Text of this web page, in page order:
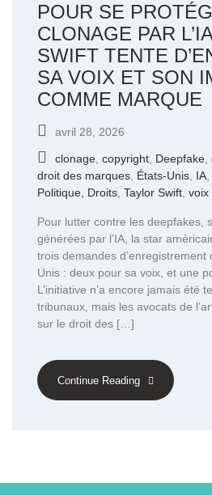
POUR SE
CLONAGE PAR
SWIFT TENTE
SA VOIX ET SON
COMME MARQUE
avril 28, 2026
clonage copyright Deepfake
droit des marques États-Unis IA
Politique, Droits Taylor Swift voix
Pour lutter contre les deepfakes,
générées par l’IA, la star
trois demandes d’enregistrement
Unis : deux pour sa voix, et une
L’initiative n’a encore jamais été
tribunaux, mais les avocats de
sur le droit des […]
Continue Reading